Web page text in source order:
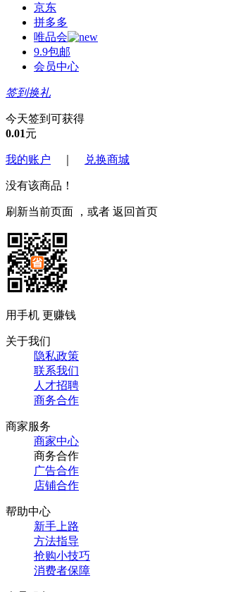
京东
拼多多
唯品会
9.9包邮
会员中心
签到换礼
今天签到可获得
0.01元
我的账户 兑换商城
没有该商品！
刷新当前页面 ，或者 返回首页
用手机 更赚钱
关于我们
隐私政策
联系我们
人才招聘
商务合作
商家服务
商家中心
商务合作
广告合作
店铺合作
帮助中心
新手上路
方法指导
抢购小技巧
消费者保障